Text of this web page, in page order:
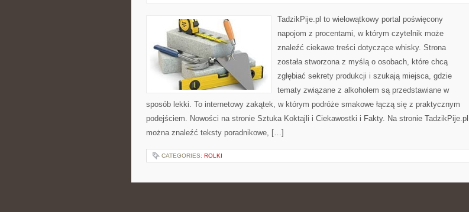
MUSUJĄCE
TadzikPije.pl to wielowątkowy portal poświęcony
napojom z procentami, w którym czytelnik może
znaleźć ciekawe treści dotyczące whisky. Strona
została stworzona z myślą o osobach, które chcą
zgłębiać sekrety produkcji i szukają miejsca, gdzie
tematy związane z alkoholem są przedstawiane w
sposób lekki. To internetowy zakątek, w którym podróże smakowe łączą się z praktycznym
podejściem. Nowości na stronie Sztuka Koktajli i Ciekawostki i Fakty. Na stronie TadzikPije.pl
można znaleźć teksty poradnikowe, […]
CATEGORIES: ROLKI